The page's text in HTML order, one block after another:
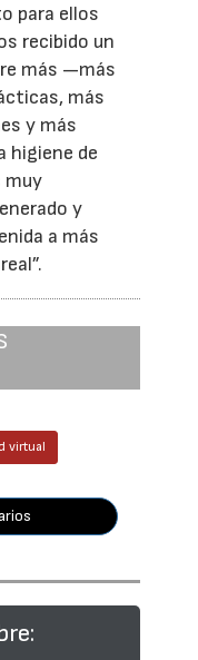
para ellos
recibido un
más —más
más
y más
higiene de
muy
y
a más
virtual